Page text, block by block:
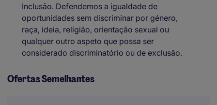
Inclusão. Defendemos a igualdade de
oportunidades sem discriminar por género,
raça, ideia, religião, orientação sexual ou
qualquer outro aspeto que possa ser
considerado discriminatório ou de exclusão.
Ofertas Semelhantes